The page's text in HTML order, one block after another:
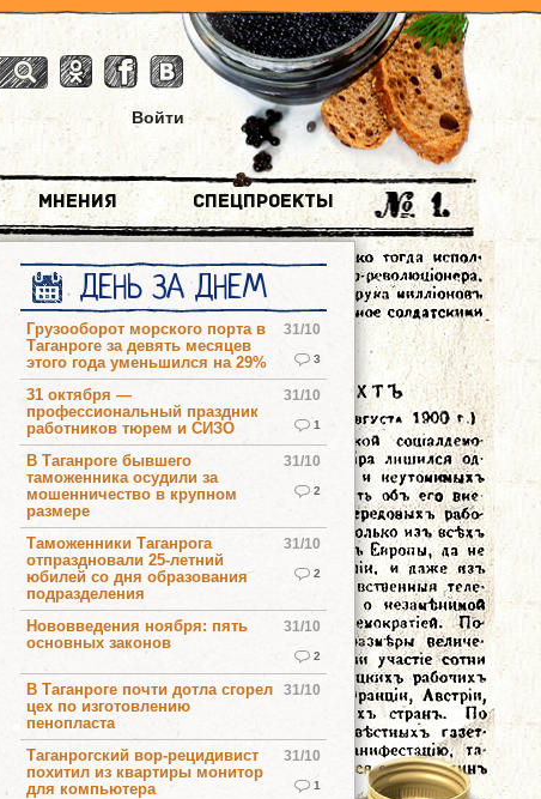
Войти
Мнения Спецпроекты
ДЕНЬ ЗА ДНЕМ
31/10
3
Грузооборот морского порта в
Таганроге за девять месяцев
этого года уменьшился на 29%
31/10
1
31 октября —
профессиональный праздник
работников тюрем и СИЗО
31/10
2
В Таганроге бывшего
таможенника осудили за
мошенничество в крупном
размере
31/10
2
Таможенники Таганрога
отпраздновали 25-летний
юбилей со дня образования
подразделения
31/10
2
Нововведения ноября: пять
основных законов
31/10
В Таганроге почти дотла сгорел
цех по изготовлению
пенопласта
31/10
1
Таганрогский вор-рецидивист
похитил из квартиры монитор
для компьютера